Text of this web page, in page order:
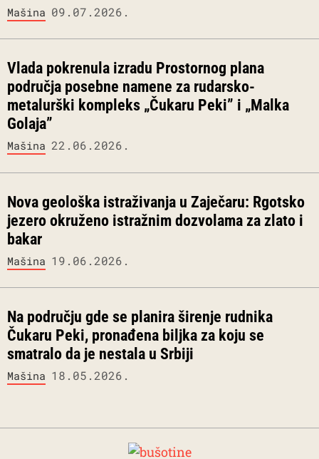
Mašina 09.07.2026.
Vlada pokrenula izradu Prostornog plana
područja posebne namene za rudarsko-
metalurški kompleks „Čukaru Peki” i „Malka
Golaja”
Mašina 22.06.2026.
Nova geološka istraživanja u Zaječaru: Rgotsko
jezero okruženo istražnim dozvolama za zlato i
bakar
Mašina 19.06.2026.
Na području gde se planira širenje rudnika
Čukaru Peki, pronađena biljka za koju se
smatralo da je nestala u Srbiji
Mašina 18.05.2026.